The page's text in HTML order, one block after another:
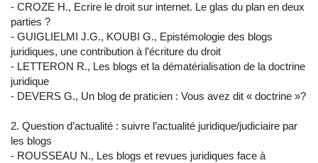
- CROZE H., Ecrire le droit sur internet. Le glas du plan en deux
parties ?
- GUIGLIELMI J.G., KOUBI G., Epistémologie des blogs
juridiques, une contribution à l’écriture du droit
- LETTERON R., Les blogs et la dématérialisation de la doctrine
juridique
- DEVERS G., Un blog de praticien : Vous avez dit « doctrine »?
2. Question d’actualité : suivre l’actualité juridique/judiciaire par
les blogs
- ROUSSEAU N., Les blogs et revues juridiques face à